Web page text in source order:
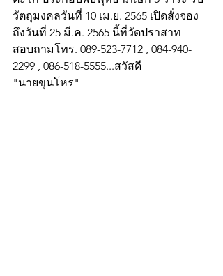
วัตถุมงคลวันที่ 10 เม.ย. 2565 เปิดสั่งจอง
ถึงวันที่ 25 มี.ค. 2565 นี้ที่วัดปราสาท
สอบถามโทร. 089-523-7712 , 084-940-
2299 , 086-518-5555...สวัสดี
"นายขุนโหร"